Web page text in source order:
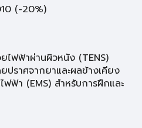
(-20%)
ไฟฟ้าผ่านผิวหนัง (TENS)
ปราศจากยาและผลข้างเคียง
ฟฟ้า (EMS) สำหรับการฝึกและ